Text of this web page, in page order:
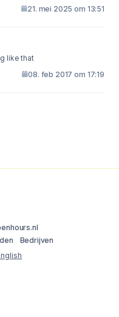
21. mei 2025 om 13:51
like that
08. feb 2017 om 17:19
Bedrijven